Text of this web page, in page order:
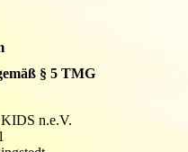
§ 5 TMG
n.e.V.